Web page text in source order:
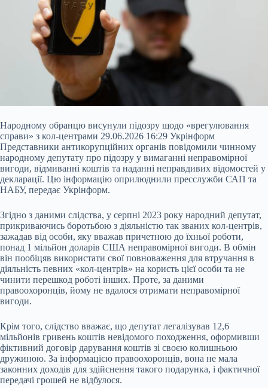
Народному обранцю висунули підозру щодо «врегулювання
справи» з кол-центрами 29.06.2026 16:29 Укрінформ
Представники антикорупційних органів повідомили чинному
народному депутату про підозру у вимаганні неправомірної
вигоди, відмиванні коштів та наданні неправдивих відомостей у
декларації. Цю інформацію оприлюднили пресслужби САП та
НАБУ, передає Укрінформ.
Згідно з даними слідства, у серпні 2023 року народний депутат,
прикриваючись боротьбою з діяльністю так званих кол-центрів,
зажадав від особи, яку вважав причетною до їхньої роботи,
понад 1 мільйон доларів США неправомірної вигоди. В обмін
він пообіцяв використати свої повноваження для втручання в
діяльність певних «кол-центрів» на користь цієї особи та не
чинити перешкод роботі інших. Проте, за даними
правоохоронців, йому не вдалося отримати неправомірної
вигоди.
Крім того, слідство вважає, що депутат легалізував 12,6
мільйонів гривень коштів невідомого походження, оформивши
фіктивний договір дарування коштів зі своєю колишньою
дружиною. За інформацією правоохоронців, вона не мала
законних доходів для здійснення такого подарунка, і фактичної
передачі грошей не відбулося.